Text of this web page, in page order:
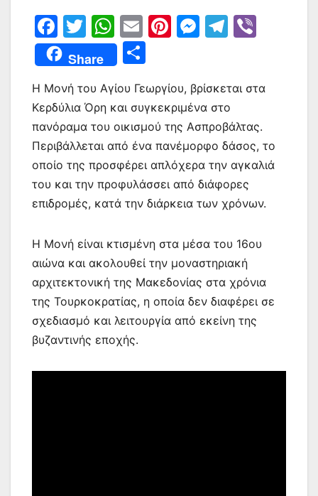
F
a
c
e
b
o
o
k
T
w
itt
er
W
h
at
s
A
p
p
E
m
ai
l
Pi
e
st
M
s
e
n
g
er
T
gr
a
m
Share
ρ
α
σ
τε
ίτ
ε
Η Μονή του Αγίου Γεωργίου, βρίσκεται στα
Κερδύλια Όρη και συγκεκριμένα στο
πανόραμα του οικισμού της Ασπροβάλτας.
Περιβάλλεται από ένα πανέμορφο δάσος, το
οποίο της προσφέρει απλόχερα την αγκαλιά
του και την προφυλάσσει από διάφορες
επιδρομές, κατά την διάρκεια των χρόνων.
Η Μονή είναι κτισμένη στα μέσα του 16ου
αιώνα και ακολουθεί την μοναστηριακή
αρχιτεκτονική της Μακεδονίας στα χρόνια
της Τουρκοκρατίας, η οποία δεν διαφέρει σε
σχεδιασμό και λειτουργία από εκείνη της
βυζαντινής εποχής.